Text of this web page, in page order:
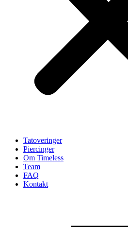
Tatoveringer
Piercinger
Om Timeless
Team
FAQ
Kontakt